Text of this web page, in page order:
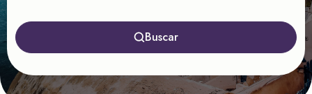
Buscar